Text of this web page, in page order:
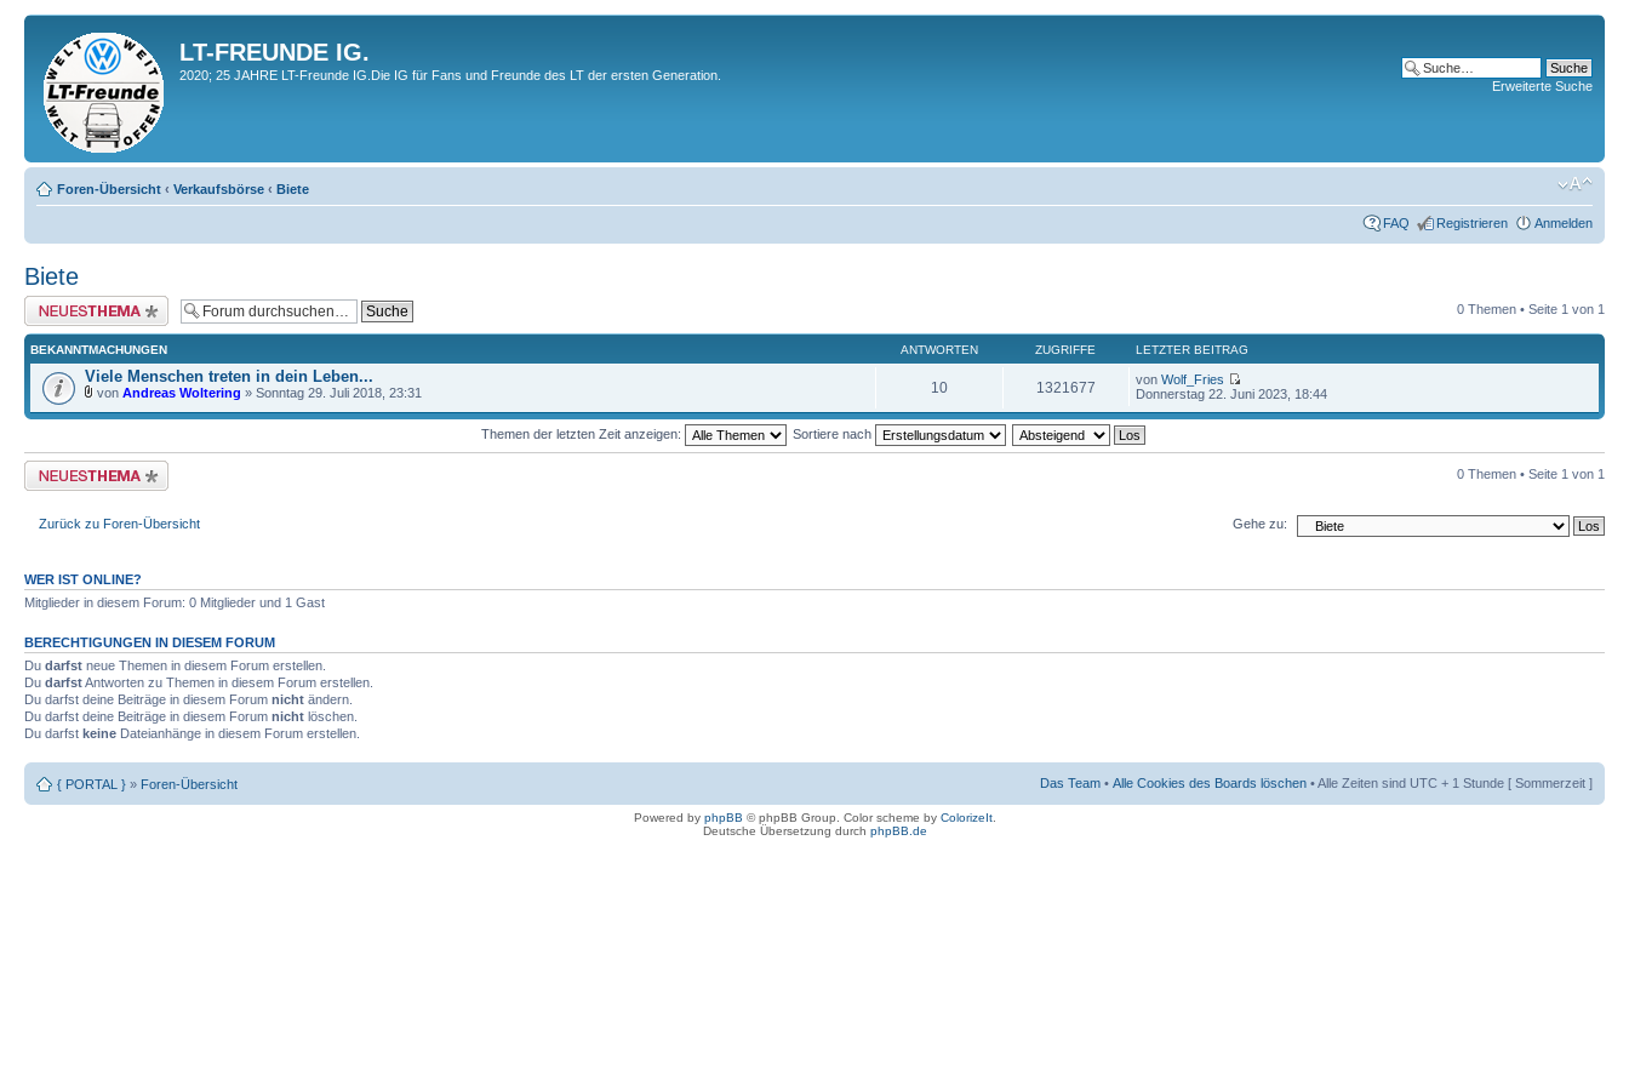
LT-FREUNDE IG.
2020; 25 JAHRE LT-Freunde IG.Die IG für Fans und Freunde des LT der ersten Generation.
Erweiterte Suche
Foren-Übersicht ‹ Verkaufsbörse ‹ Biete
FAQ Registrieren Anmelden
Biete
Neues Thema erstellen 0 Themen • Seite 1 von 1
BEKANNTMACHUNGEN ANTWORTEN ZUGRIFFE LETZTER BEITRAG
Viele Menschen treten in dein Leben...
von Andreas Woltering » Sonntag 29. Juli 2018, 23:31 10 1321677 vonWolf_Fries
Donnerstag 22. Juni 2023, 18:44
Themen der letzten Zeit anzeigen: Sortiere nach
Neues Thema erstellen 0 Themen • Seite 1 von 1
Zurück zu Foren-Übersicht Gehe zu:
WER IST ONLINE?
Mitglieder in diesem Forum: 0 Mitglieder und 1 Gast
BERECHTIGUNGEN IN DIESEM FORUM
Du darfst neue Themen in diesem Forum erstellen.
Du darfstAntworten zu Themen in diesem Forum erstellen.
Du darfst deine Beiträge in diesem Forum nicht ändern.
Du darfst deine Beiträge in diesem Forum nicht löschen.
Du darfst keine Dateianhänge in diesem Forum erstellen.
{ PORTAL } » Foren-Übersicht Das Team • Alle Cookies des Boards löschen • Alle Zeiten sind UTC + 1 Stunde [ Sommerzeit ]
Powered by phpBB © phpBB Group. Color scheme by ColorizeIt.
Deutsche Übersetzung durch phpBB.de